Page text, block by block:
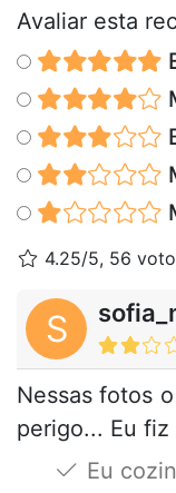
Avaliar esta
4.25/5, 56
S
Nessas fotos
perigo... Eu
Eu